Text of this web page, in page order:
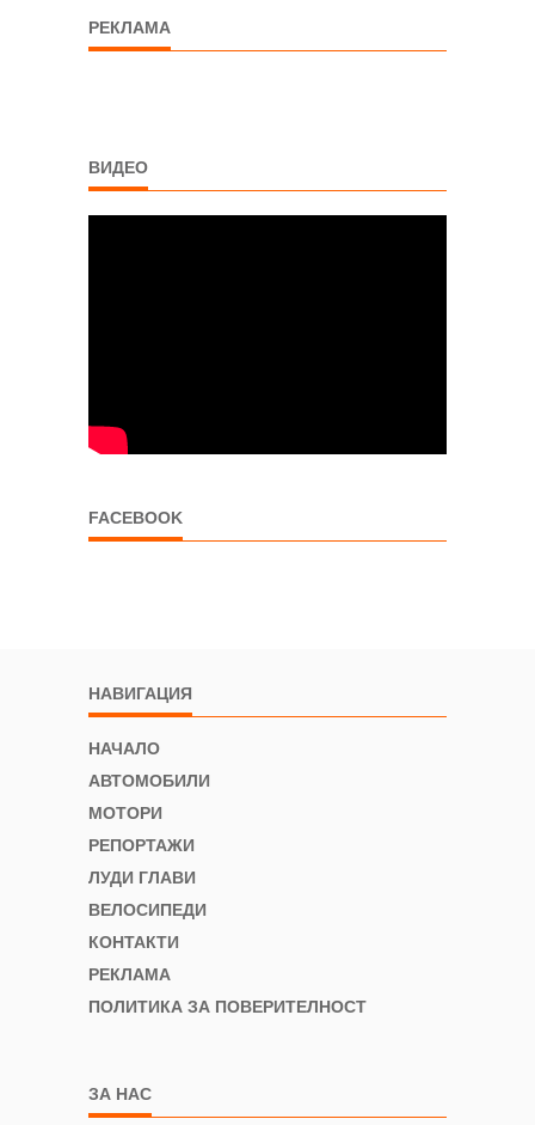
РЕКЛАМА
ВИДЕО
FACEBOOK
НАВИГАЦИЯ
НАЧАЛО
АВТОМОБИЛИ
МОТОРИ
РЕПОРТАЖИ
ЛУДИ ГЛАВИ
ВЕЛОСИПЕДИ
КОНТАКТИ
РЕКЛАМА
ПОЛИТИКА ЗА ПОВЕРИТЕЛНОСТ
ЗА НАС